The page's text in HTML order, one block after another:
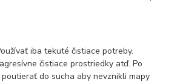
iba tekuté čistiace potreby.
čistiace prostriedky atď. Po
do sucha aby nevznikli mapy